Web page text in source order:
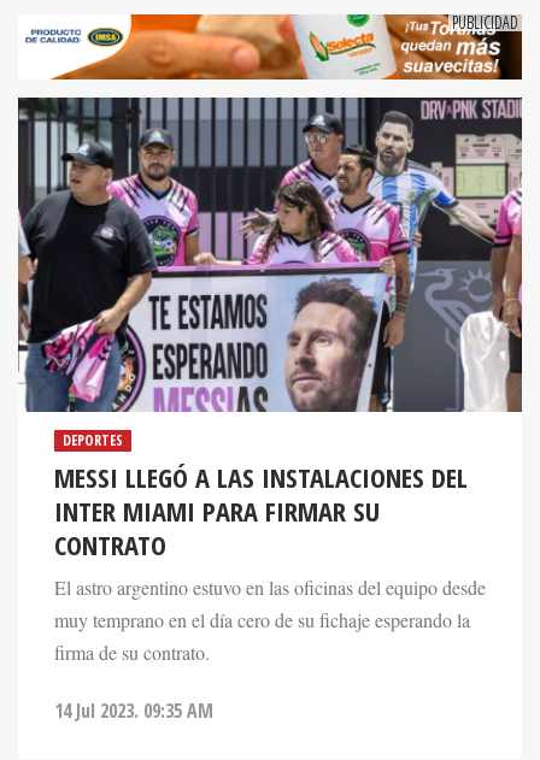
DEPORTES
MESSI LLEGÓ A LAS INSTALACIONES DEL
INTER MIAMI PARA FIRMAR SU
CONTRATO
El astro argentino estuvo en las oficinas del equipo desde
muy temprano en el día cero de su fichaje esperando la
firma de su contrato.